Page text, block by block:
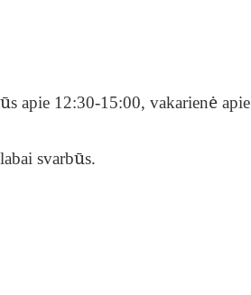
apie 12:30-15:00, vakarienė apie
svarbūs.